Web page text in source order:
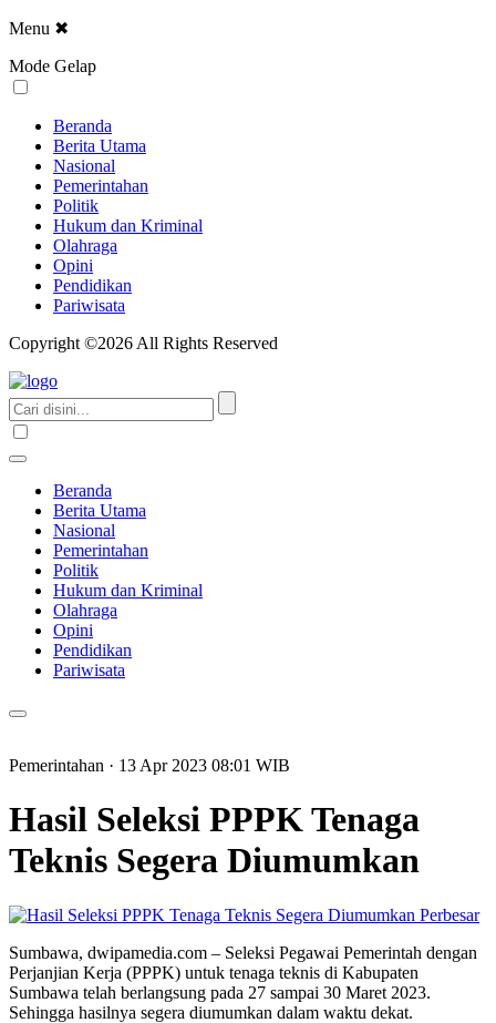
Menu ✖
Mode Gelap
Beranda
Berita Utama
Nasional
Pemerintahan
Politik
Hukum dan Kriminal
Olahraga
Opini
Pendidikan
Pariwisata
Copyright ©2026 All Rights Reserved
Beranda
Berita Utama
Nasional
Pemerintahan
Politik
Hukum dan Kriminal
Olahraga
Opini
Pendidikan
Pariwisata
Pemerintahan · 13 Apr 2023 08:01 WIB
Hasil Seleksi PPPK Tenaga
Teknis Segera Diumumkan
Perbesar
Sumbawa, dwipamedia.com – Seleksi Pegawai Pemerintah dengan
Perjanjian Kerja (PPPK) untuk tenaga teknis di Kabupaten
Sumbawa telah berlangsung pada 27 sampai 30 Maret 2023.
Sehingga hasilnya segera diumumkan dalam waktu dekat.